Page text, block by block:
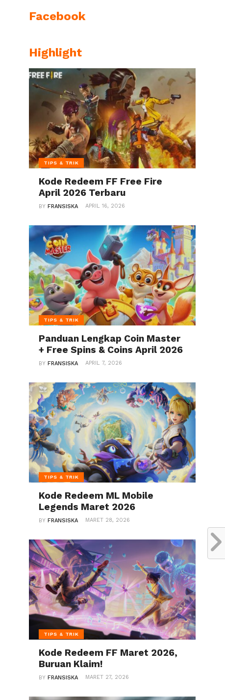
Facebook
Highlight
TIPS & TRIK
Kode Redeem FF Free Fire
April 2026 Terbaru
BYFRANSISKA APRIL 16, 2026
TIPS & TRIK
Panduan Lengkap Coin Master
+ Free Spins & Coins April 2026
BYFRANSISKA APRIL 7, 2026
TIPS & TRIK
Kode Redeem ML Mobile
Legends Maret 2026
BYFRANSISKA MARET 28, 2026
TIPS & TRIK
Kode Redeem FF Maret 2026,
Buruan Klaim!
BYFRANSISKA MARET 27, 2026